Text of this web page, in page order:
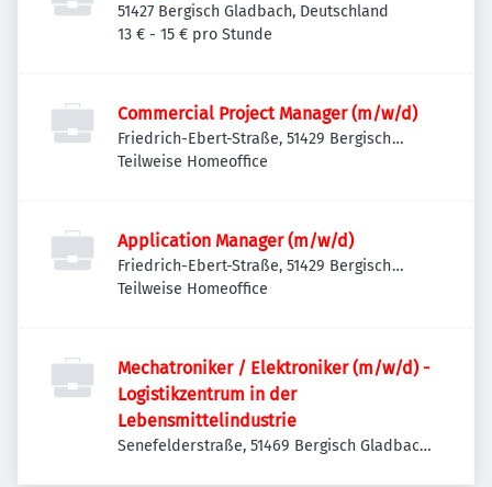
51427 Bergisch Gladbach, Deutschland
13 € - 15 € pro Stunde
Commercial Project Manager (m/w/d)
Friedrich-Ebert-Straße, 51429 Bergisch
Gladbach, Deutschland
Teilweise Homeoffice
Application Manager (m/w/d)
Friedrich-Ebert-Straße, 51429 Bergisch
Gladbach, Deutschland
Teilweise Homeoffice
Mechatroniker / Elektroniker (m/w/d) -
Logistikzentrum in der
Lebensmittelindustrie
Senefelderstraße, 51469 Bergisch Gladbach-